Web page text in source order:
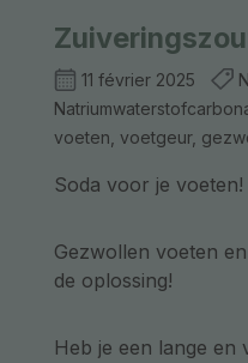
11 février 2025
voeten, voetgeur,
Soda voor je voeten!
Gezwollen voeten
de oplossing!
Heb je een lange en